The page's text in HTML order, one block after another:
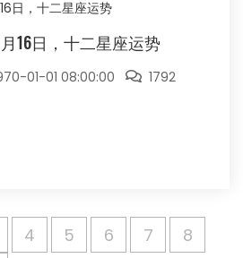
16日，十二星座运势
01-01 08:00:00 1792
4 5 6 7
8